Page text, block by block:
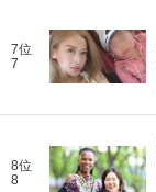
7位
7
8位
8